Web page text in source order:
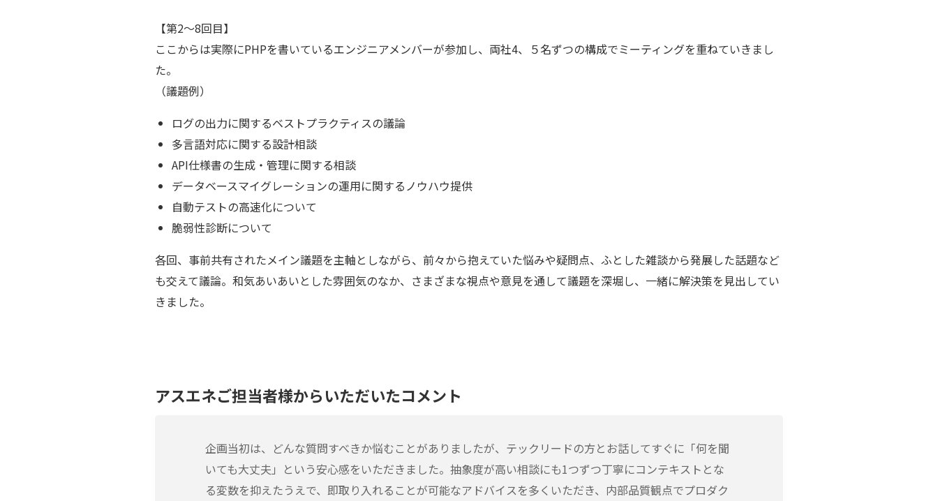
【第2～8回目】
ここからは実際にPHPを書いているエンジニアメンバーが参加し、両社4、５名ずつの構成でミーティングを重ねていきまし
た。
（議題例）
ログの出⼒に関するベストプラクティスの議論
多⾔語対応に関する設計相談
API仕様書の生成・管理に関する相談
データベースマイグレーションの運用に関するノウハウ提供
自動テストの高速化について
脆弱性診断について
各回、事前共有されたメイン議題を主軸としながら、前々から抱えていた悩みや疑問点、ふとした雑談から発展した話題など
も交えて議論。和気あいあいとした雰囲気のなか、さまざまな視点や意見を通して議題を深堀し、一緒に解決策を見出してい
きました。
アスエネご担当者様からいただいたコメント
企画当初は、どんな質問すべきか悩むことがありましたが、テックリードの方とお話してすぐに「何を聞
いても大丈夫」という安心感をいただきました。抽象度が高い相談にも1つずつ丁寧にコンテキストとな
る変数を抑えたうえで、即取り入れることが可能なアドバイスを多くいただき、内部品質観点でプロダク